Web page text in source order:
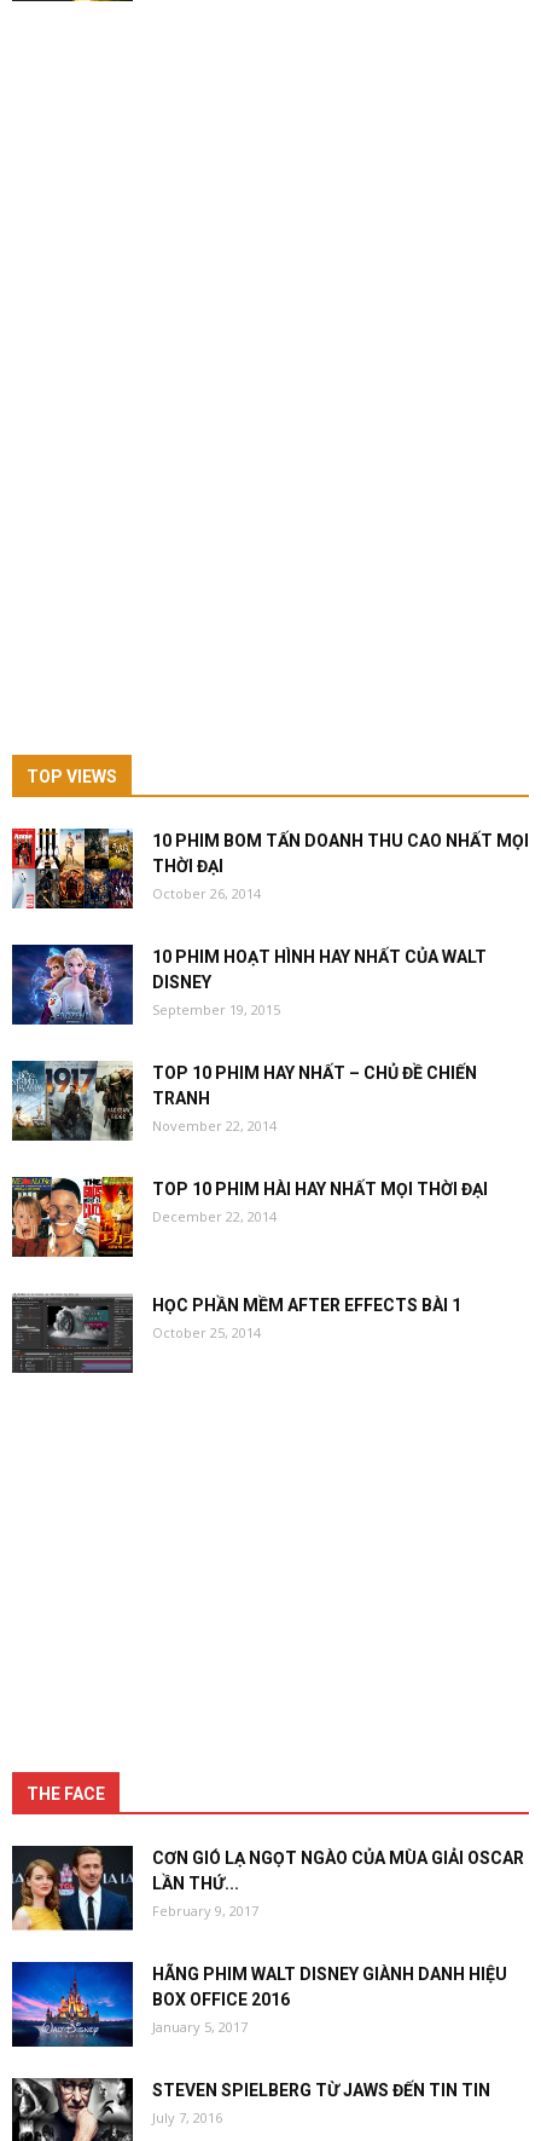
TOP VIEWS
10 PHIM BOM TẤN DOANH THU CAO NHẤT MỌI
THỜI ĐẠI
October 26, 2014
10 PHIM HOẠT HÌNH HAY NHẤT CỦA WALT
DISNEY
September 19, 2015
TOP 10 PHIM HAY NHẤT – CHỦ ĐỀ CHIẾN
TRANH
November 22, 2014
TOP 10 PHIM HÀI HAY NHẤT MỌI THỜI ĐẠI
December 22, 2014
HỌC PHẦN MỀM AFTER EFFECTS BÀI 1
October 25, 2014
THE FACE
CƠN GIÓ LẠ NGỌT NGÀO CỦA MÙA GIẢI OSCAR
LẦN THỨ...
February 9, 2017
HÃNG PHIM WALT DISNEY GIÀNH DANH HIỆU
BOX OFFICE 2016
January 5, 2017
STEVEN SPIELBERG TỪ JAWS ĐẾN TIN TIN
July 7, 2016